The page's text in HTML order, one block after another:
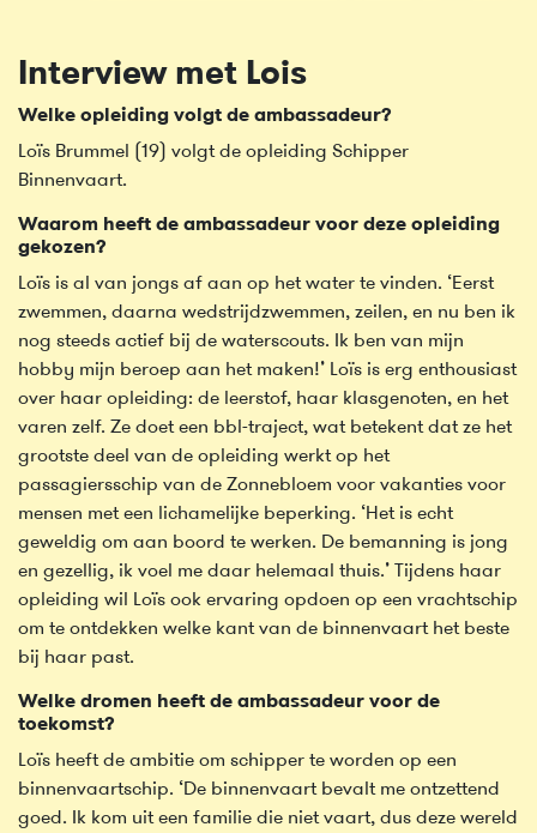
Interview met Lois
Welke opleiding volgt de ambassadeur?
Loïs Brummel (19) volgt de opleiding Schipper
Binnenvaart.
Waarom heeft de ambassadeur voor deze opleiding
gekozen?
Loïs is al van jongs af aan op het water te vinden. ‘Eerst
zwemmen, daarna wedstrijdzwemmen, zeilen, en nu ben ik
nog steeds actief bij de waterscouts. Ik ben van mijn
hobby mijn beroep aan het maken!’ Loïs is erg enthousiast
over haar opleiding: de leerstof, haar klasgenoten, en het
varen zelf. Ze doet een bbl-traject, wat betekent dat ze het
grootste deel van de opleiding werkt op het
passagiersschip van de Zonnebloem voor vakanties voor
mensen met een lichamelijke beperking. ‘Het is echt
geweldig om aan boord te werken. De bemanning is jong
en gezellig, ik voel me daar helemaal thuis.’ Tijdens haar
opleiding wil Loïs ook ervaring opdoen op een vrachtschip
om te ontdekken welke kant van de binnenvaart het beste
bij haar past.
Welke dromen heeft de ambassadeur voor de
toekomst?
Loïs heeft de ambitie om schipper te worden op een
binnenvaartschip. ‘De binnenvaart bevalt me ontzettend
goed. Ik kom uit een familie die niet vaart, dus deze wereld